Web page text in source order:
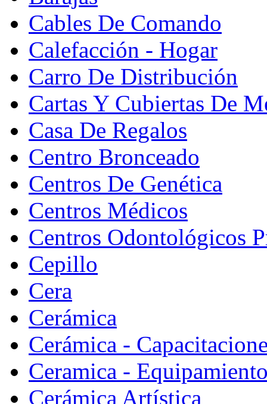
Cables De Comando
Calefacción - Hogar
Carro De Distribución
Cartas Y Cubiertas De
Casa De Regalos
Centro Bronceado
Centros De Genética
Centros Médicos
Centros Odontológicos
Cepillo
Cera
Cerámica
Cerámica -
Ceramica -
Cerámica Artística